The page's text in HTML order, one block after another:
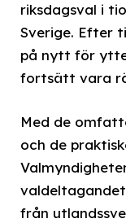
riksdagsval i
Sverige. Efter
på nytt för
fortsätt vara
Med de
och de
från